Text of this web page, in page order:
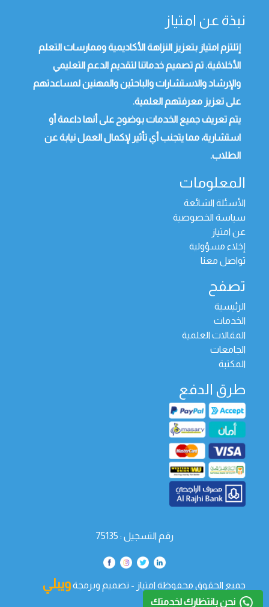
نحن بانتظارك لخدمتك
نبذة عن امتياز
إتلتزم امتياز بتعزيز النزاهة الأكاديمية وممارسات التعلم
الأخلاقية. تم تصميم خدماتنا لتقديم الدعم التعليمي
والإرشاد والاستشارات والباحثين والمهنين لمساعدتهم
على تعزيز معرفتهم العلمية.
يتم تعريف جميع الخدمات بوضوح على أنها داعمة أو
استشارية، مما يتجنب أي تأثير لإكمال العمل نيابة عن
الطلاب.
المعلومات
الأسئلة الشائعة
سياسة الخصوصية
عن امتياز
إخلاء مسؤولية
تواصل معنا
تصفح
الرئيسية
الخدمات
المقالات العلمية
الجامعات
المكتبة
طرق الدفع
رقم التسجيل : 75135
جميع الحقوق محفوظة امتياز - تصميم وبرمجةويبلي
تك